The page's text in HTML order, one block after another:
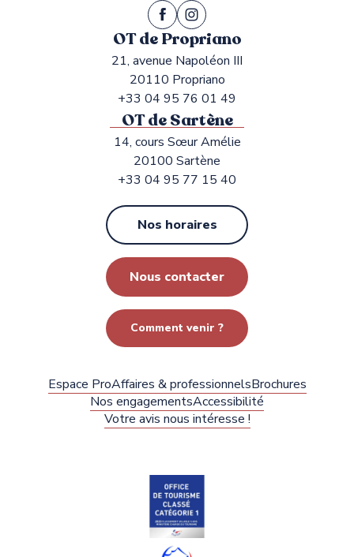
OT de Propriano
21, avenue Napoléon III
20110 Propriano
+33 04 95 76 01 49
OT de Sartène
14, cours Sœur Amélie
20100 Sartène
+33 04 95 77 15 40
Nos horaires
Nous contacter
Comment venir ?
Espace ProAffaires & professionnelsBrochures
Nos engagementsAccessibilité
Votre avis nous intéresse !